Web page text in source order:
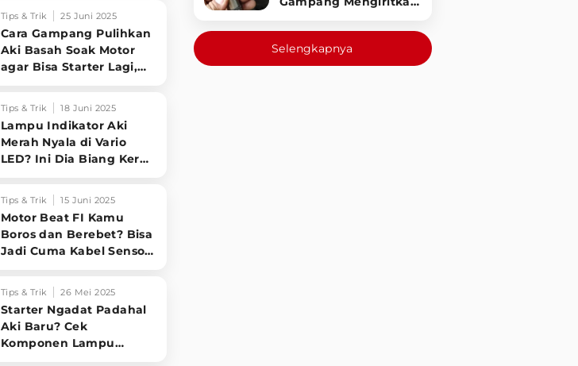
Tips & Trik 25 Juni 2025
Cara Gampang Pulihkan
Aki Basah Soak Motor
agar Bisa Starter Lagi,
Tips & Trik 18 Juni 2025
Lampu Indikator Aki
Merah Nyala di Vario
LED? Ini Dia Biang Kerok
Tips & Trik 15 Juni 2025
Motor Beat FI Kamu
Boros dan Berebet? Bisa
Jadi Cuma Kabel Sensor
Tips & Trik 26 Mei 2025
Starter Ngadat Padahal
Aki Baru? Cek
Komponen Lampu
Lebih Irit!
Selengkapnya